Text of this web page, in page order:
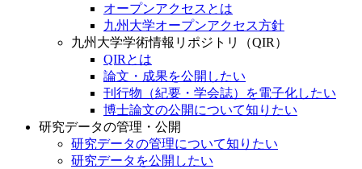
オープンアクセスとは
九州大学オープンアクセス方針
九州大学学術情報リポジトリ（QIR）
QIRとは
論文・成果を公開したい
刊行物（紀要・学会誌）を電子化したい
博士論文の公開について知りたい
研究データの管理・公開
研究データの管理について知りたい
研究データを公開したい